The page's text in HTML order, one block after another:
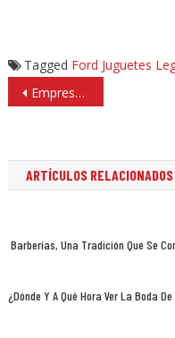
Tagged Ford Juguetes
Navegación
de
Empresarios piden atacar delincuencia en fraccionamientos de dos municipios
ARTÍCULOS RELACIONADOS
Barberías, Una Tradición Que Se
¿Dónde Y A Qué Hora Ver La Boda